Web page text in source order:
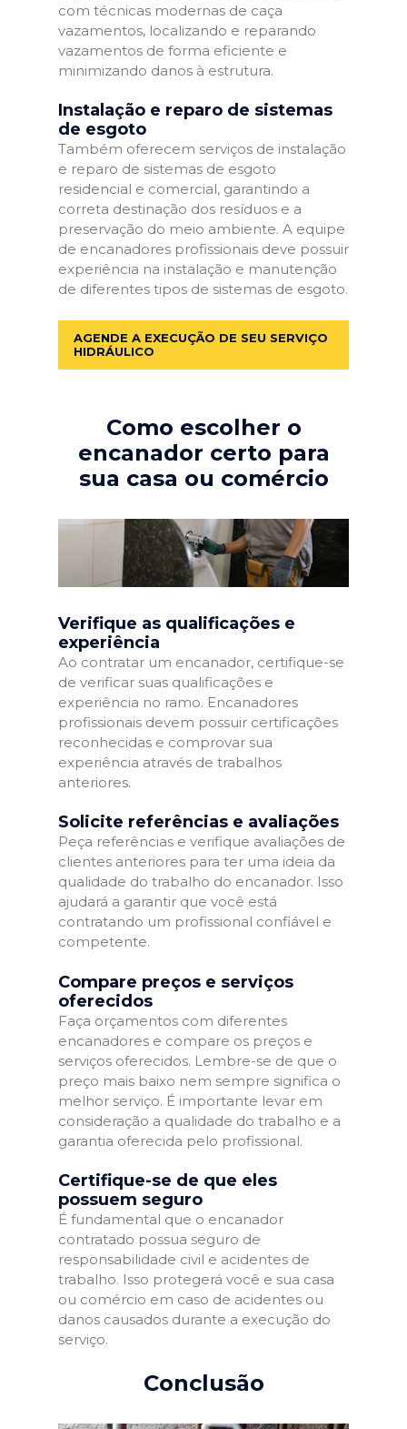
com técnicas modernas de caça
vazamentos, localizando e reparando
vazamentos de forma eficiente e
minimizando danos à estrutura.
Instalação e reparo de sistemas
de esgoto
Também oferecem serviços de instalação
e reparo de sistemas de esgoto
residencial e comercial, garantindo a
correta destinação dos resíduos e a
preservação do meio ambiente. A equipe
de encanadores profissionais deve possuir
experiência na instalação e manutenção
de diferentes tipos de sistemas de esgoto.
AGENDE A EXECUÇÃO DE SEU SERVIÇO
HIDRÁULICO
Como escolher o
encanador certo para
sua casa ou comércio
Verifique as qualificações e
experiência
Ao contratar um encanador, certifique-se
de verificar suas qualificações e
experiência no ramo. Encanadores
profissionais devem possuir certificações
reconhecidas e comprovar sua
experiência através de trabalhos
anteriores.
Solicite referências e avaliações
Peça referências e verifique avaliações de
clientes anteriores para ter uma ideia da
qualidade do trabalho do encanador. Isso
ajudará a garantir que você está
contratando um profissional confiável e
competente.
Compare preços e serviços
oferecidos
Faça orçamentos com diferentes
encanadores e compare os preços e
serviços oferecidos. Lembre-se de que o
preço mais baixo nem sempre significa o
melhor serviço. É importante levar em
consideração a qualidade do trabalho e a
garantia oferecida pelo profissional.
Certifique-se de que eles
possuem seguro
É fundamental que o encanador
contratado possua seguro de
responsabilidade civil e acidentes de
trabalho. Isso protegerá você e sua casa
ou comércio em caso de acidentes ou
danos causados durante a execução do
serviço.
Conclusão